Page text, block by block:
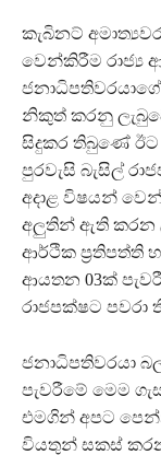
කැබිනට්
වෙන්කිරීම රාජ්‍ය
නිකුත් කරනු
සිදුකර තිබුණේ ඊට
පුරවැසි බැසිල්
අදාළ විෂයන්
අලුතින් ඇති කරන
ආර්ථික ප්‍රතිපත්ති
ආයතන 03ක්
රාජපක්ෂට
ජනාධිපතිවරයා
පැවරීමේ මෙම
එමගින් අපට
වියතුන් සකස්